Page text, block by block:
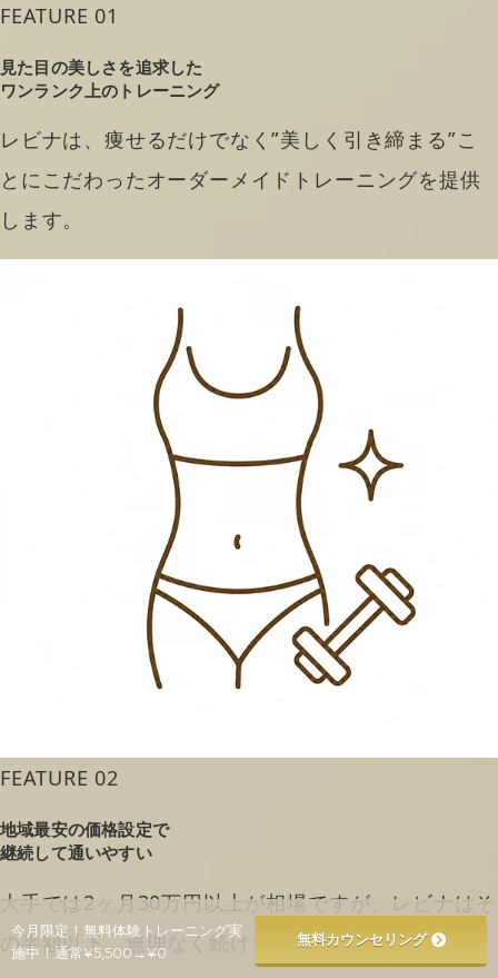
FEATURE 01
見た目の美しさを追求した
ワンランク上のトレーニング
レビナは、痩せるだけでなく”美しく引き締まる”こ
とにこだわったオーダーメイドトレーニングを提供
します。
FEATURE 02
地域最安の価格設定で
継続して通いやすい
大手では2ヶ月30万円以上が相場ですが、レビナはそ
の半額以下。無理なく続けられる価格です。
今月限定！無料体験トレーニング実
施中！通常¥5,500→¥0
無料カウンセリング